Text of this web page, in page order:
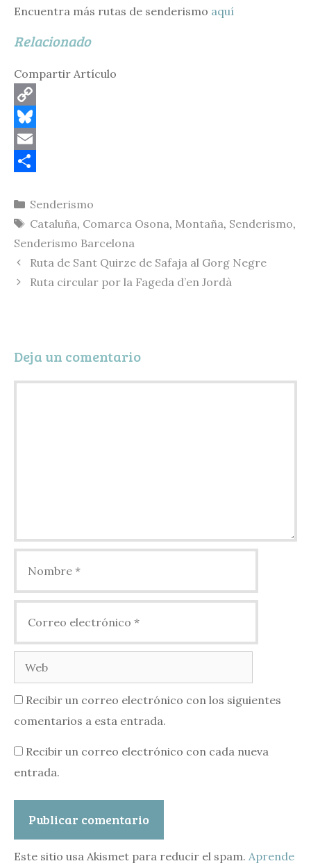
Encuentra más rutas de senderismo aquí
Relacionado
Compartir Artículo
C
o
p
L
i
n
B
e
s
k
E
a
i
l
o
m
p
r
Categorías
Senderismo
Etiquetas
Cataluña, Comarca Osona, Montaña, Senderismo,
Senderismo Barcelona
Ruta de Sant Quirze de Safaja al Gorg Negre
Ruta circular por la Fageda d’en Jordà
Deja un comentario
electrónico
Recibir un correo electrónico con los siguientes
comentarios a esta entrada.
Recibir un correo electrónico con cada nueva
entrada.
Este sitio usa Akismet para reducir el spam. Aprende